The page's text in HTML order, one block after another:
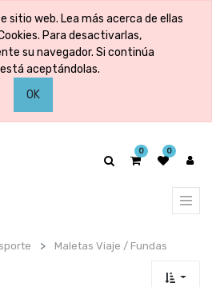
sitio web. Lea más acerca de ellas
Para desactivarlas,
su navegador. Si continúa
aceptándolas.
OK
0 0
Maletas Viaje / Fundas